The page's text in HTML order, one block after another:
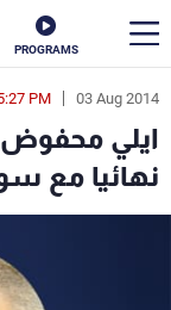
PROGRAMS
03 Aug 2014
PM
ايلي
نهائيا مع
en
الأخبار
سياسة